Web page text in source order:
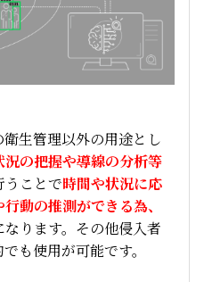
生管理以外の用途とし
況の把握や導線の分析等
うことで時間や状況に応
動の推測ができる為、
なります。その他侵入者
も使用が可能です。